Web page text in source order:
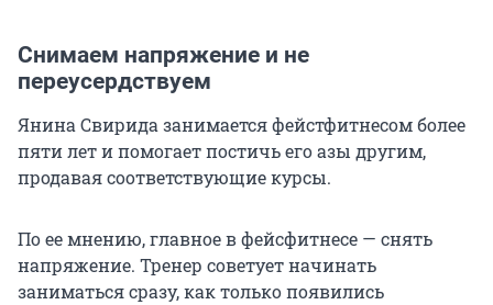
Снимаем напряжение и не
переусердствуем
Янина Свирида занимается фейстфитнесом более
пяти лет и помогает постичь его азы другим,
продавая соответствующие курсы.
По ее мнению, главное в фейсфитнесе — снять
напряжение. Тренер советует начинать
заниматься сразу, как только появились